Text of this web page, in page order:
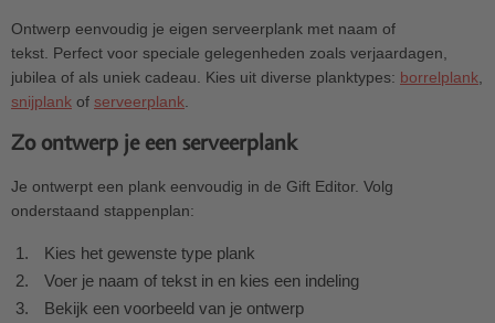
Ontwerp eenvoudig je eigen serveerplank met naam of
tekst. Perfect voor speciale gelegenheden zoals verjaardagen,
jubilea of als uniek cadeau. Kies uit diverse planktypes: borrelplank
snijplank of serveerplank
Zo ontwerp je een serveerplank
Je ontwerpt een plank eenvoudig in de Gift Editor. Volg
onderstaand stappenplan:
Kies het gewenste type plank
Voer je naam of tekst in en kies een indeling
Bekijk een voorbeeld van je ontwerp